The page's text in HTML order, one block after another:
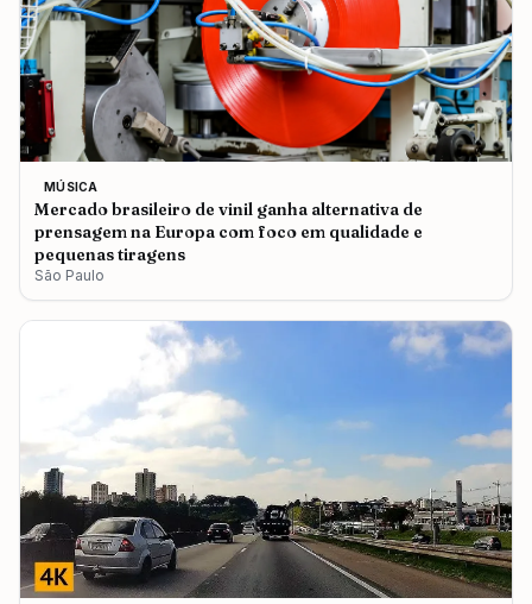
MÚSICA
Mercado brasileiro de vinil ganha alternativa de
prensagem na Europa com foco em qualidade e
pequenas tiragens
São Paulo